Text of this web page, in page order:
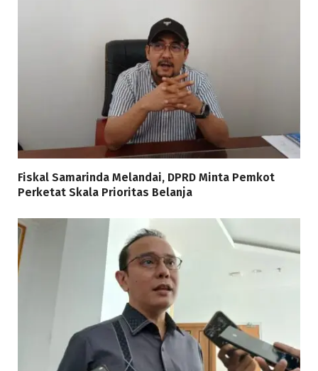
Fiskal Samarinda Melandai, DPRD Minta Pemkot
Perketat Skala Prioritas Belanja